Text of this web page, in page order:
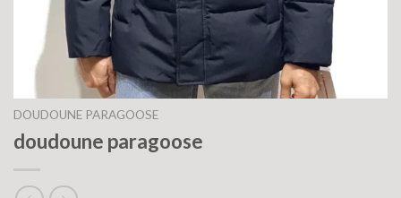
DOUDOUNE PARAGOOSE
doudoune paragoose